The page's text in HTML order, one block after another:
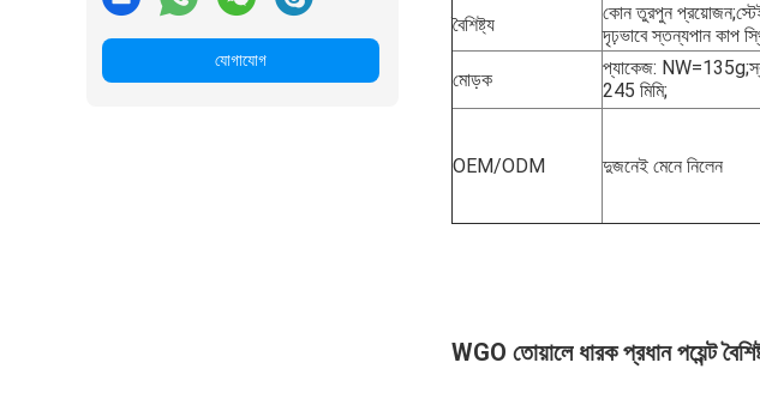
যোগাযোগ
বৈশিষ্ট্য
কোন তুরপুন
দৃঢ়ভাবে স্তন্যপান কাপ
মোড়ক
প্যাকেজ:
245 মিমি;
OEM/ODM দুজনেই মেনে নিলেন
WGO তোয়ালে ধারক প্রধান পয়েন্ট